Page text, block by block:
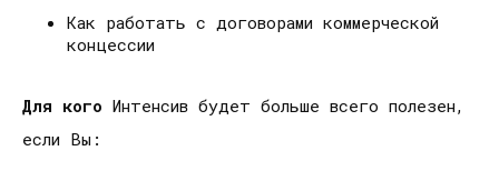
Как работать с договорами коммерческой
концессии
Для кого Интенсив будет больше всего полезен,
если Вы: